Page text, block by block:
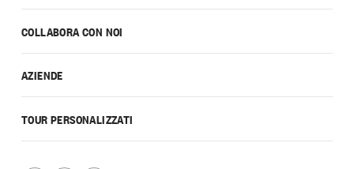
COLLABORA CON NOI
AZIENDE
TOUR PERSONALIZZATI